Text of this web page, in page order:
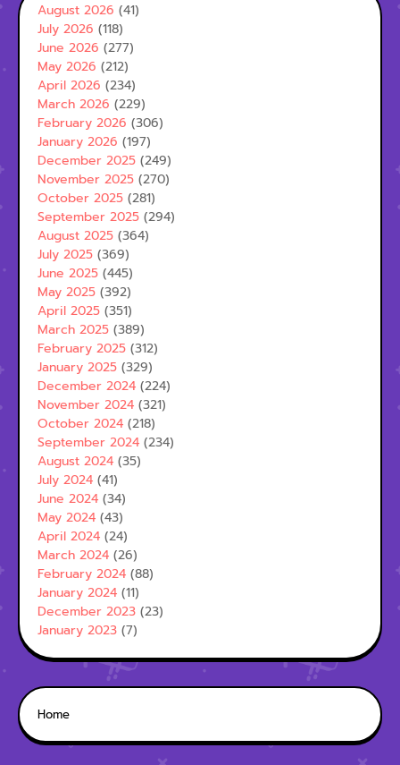
August 2026 (41)
July 2026 (118)
June 2026 (277)
May 2026 (212)
April 2026 (234)
March 2026 (229)
February 2026 (306)
January 2026 (197)
December 2025 (249)
November 2025 (270)
October 2025 (281)
September 2025 (294)
August 2025 (364)
July 2025 (369)
June 2025 (445)
May 2025 (392)
April 2025 (351)
March 2025 (389)
February 2025 (312)
January 2025 (329)
December 2024 (224)
November 2024 (321)
October 2024 (218)
September 2024 (234)
August 2024 (35)
July 2024 (41)
June 2024 (34)
May 2024 (43)
April 2024 (24)
March 2024 (26)
February 2024 (88)
January 2024 (11)
December 2023 (23)
January 2023 (7)
Home